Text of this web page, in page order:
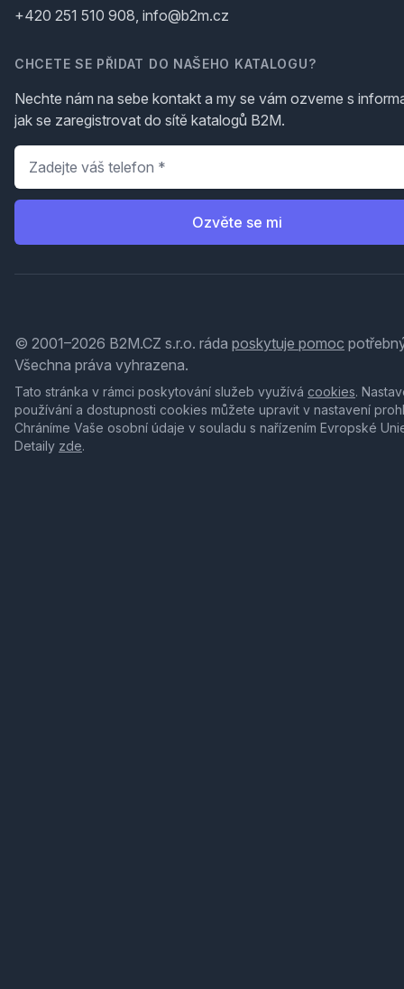
+420 251 510 908, info@b2m.cz
CHCETE SE PŘIDAT DO NAŠEHO KATALOGU?
Nechte nám na sebe kontakt a my se vám ozveme s
jak se zaregistrovat do sítě katalogů B2M.
Telefon
Ozvěte se mi
© 2001–2026 B2M.CZ s.r.o. ráda poskytuje pomoc
Všechna práva vyhrazena.
Tato stránka v rámci poskytování služeb využívá cookies.
používání a dostupnosti cookies můžete upravit v nastavení
Chráníme Vaše osobní údaje v souladu s nařízením Evropské
Detaily zde.